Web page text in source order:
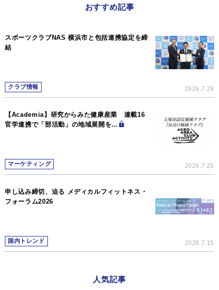
おすすめ記事
スポーツクラブNAS 横浜市と包括連携協定を締
結
クラブ情報 2026.7.29
【Academia】研究からみた健康産業 連載16
官学連携で「部活動」の地域展開を…
マーケティング 2026.7.25
申し込み締切、迫る メディカルフィットネス・
フォーラム2026
国内トレンド 2026.7.15
人気記事